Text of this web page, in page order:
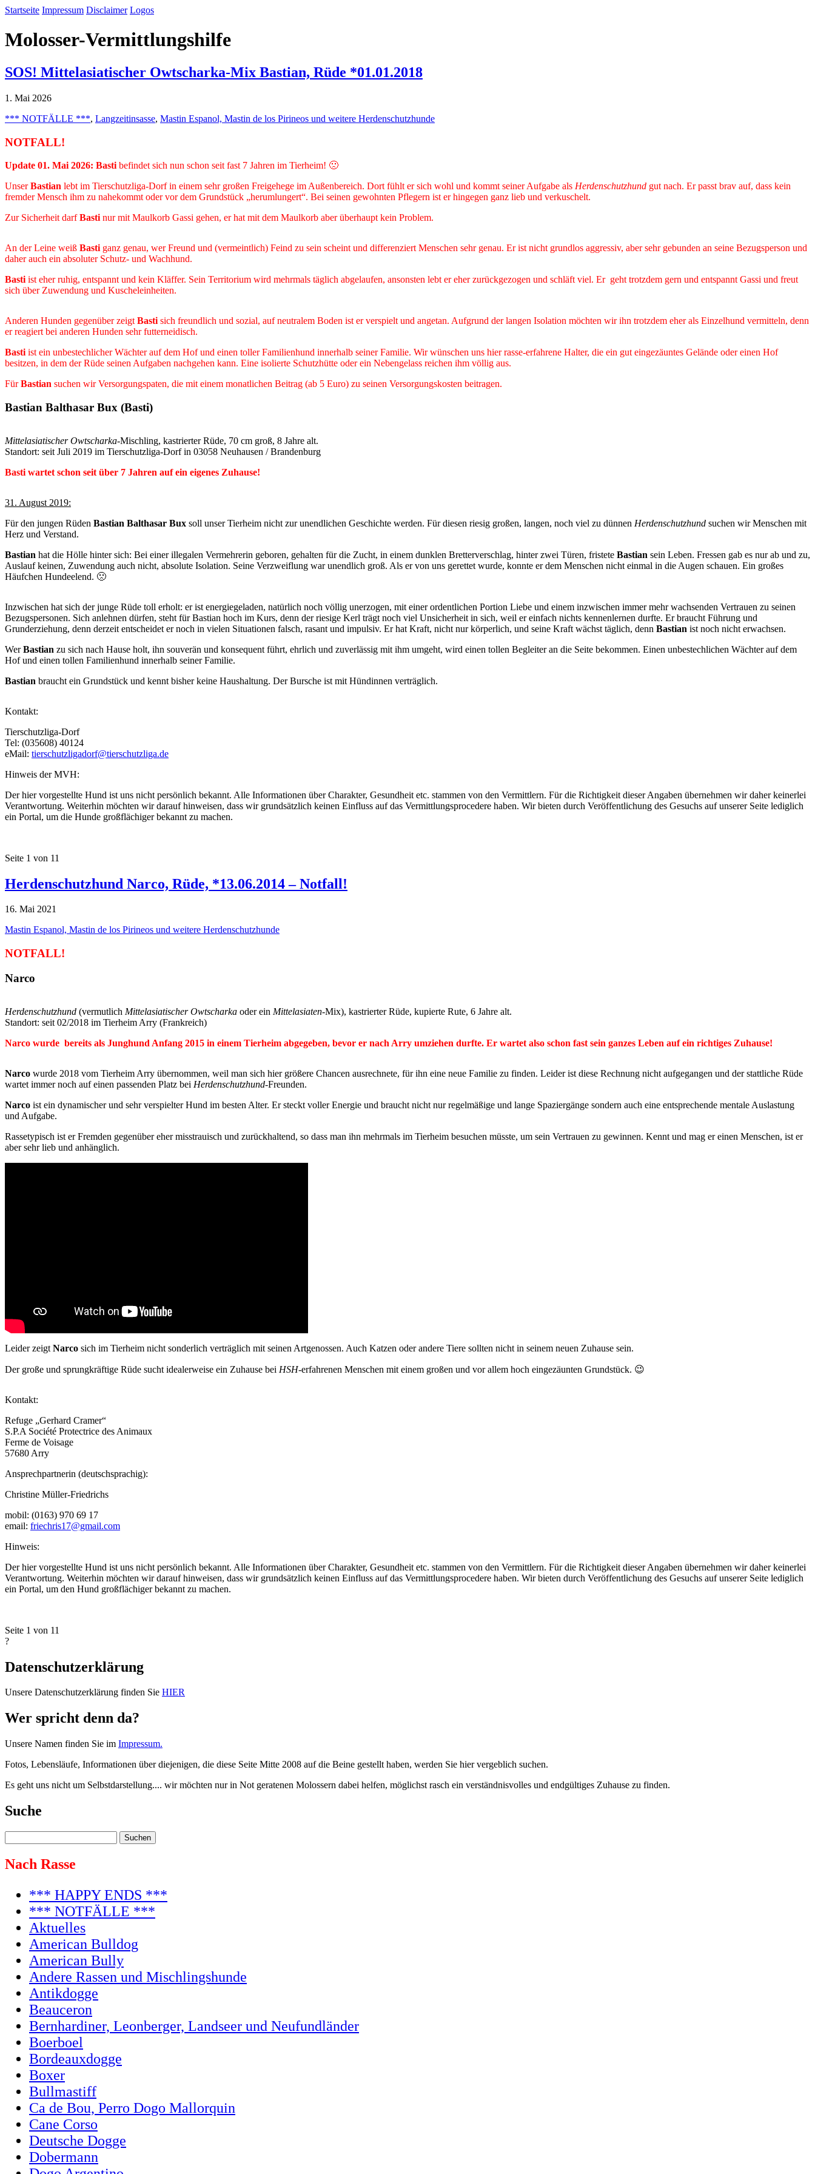
Startseite Impressum Disclaimer Logos
Molosser-Vermittlungshilfe
SOS! Mittelasiatischer Owtscharka-Mix Bastian, Rüde *01.01.2018
1. Mai 2026
*** NOTFÄLLE ***, Langzeitinsasse, Mastin Espanol, Mastin de los Pirineos und weitere Herdenschutzhunde
NOTFALL!
Update 01. Mai 2026: Basti befindet sich nun schon seit fast 7 Jahren im Tierheim! 🙁
UnserBastian lebt im Tierschutzliga-Dorf in einem sehr großen Freigehege im Außenbereich. Dort fühlt er sich wohl und kommt seiner Aufgabe als Herdenschutzhund gut nach. Er passt brav auf, dass kein
fremder Mensch ihm zu nahekommt oder vor dem Grundstück „herumlungert“. Bei seinen gewohnten Pflegern ist er hingegen ganz lieb und verkuschelt.
Zur Sicherheit darfBasti nur mit Maulkorb Gassi gehen, er hat mit dem Maulkorb aber überhaupt kein Problem.
An der Leine weiß Basti ganz genau, wer Freund und (vermeintlich) Feind zu sein scheint und differenziert Menschen sehr genau. Er ist nicht grundlos aggressiv, aber sehr gebunden an seine Bezugsperson und
daher auch ein absoluter Schutz- und Wachhund.
Basti ist eher ruhig, entspannt und kein Kläffer. Sein Territorium wird mehrmals täglich abgelaufen, ansonsten lebt er eher zurückgezogen und schläft viel. Er geht trotzdem gern und entspannt Gassi und freut
sich über Zuwendung und Kuscheleinheiten.
Anderen Hunden gegenüber zeigt Basti sich freundlich und sozial, auf neutralem Boden ist er verspielt und angetan. Aufgrund der langen Isolation möchten wir ihn trotzdem eher als Einzelhund vermitteln, denn
er reagiert bei anderen Hunden sehr futterneidisch.
Basti ist ein unbestechlicher Wächter auf dem Hof und einen toller Familienhund innerhalb seiner Familie. Wir wünschen uns hier rasse-erfahrene Halter, die ein gut eingezäuntes Gelände oder einen Hof
besitzen, in dem der Rüde seinen Aufgaben nachgehen kann. Eine isolierte Schutzhütte oder ein Nebengelass reichen ihm völlig aus.
FürBastian suchen wir Versorgungspaten, die mit einem monatlichen Beitrag (ab 5 Euro) zu seinen Versorgungskosten beitragen.
Bastian Balthasar Bux (Basti)
Mittelasiatischer Owtscharka-Mischling, kastrierter Rüde, 70 cm groß, 8 Jahre alt.
Standort: seit Juli 2019 im Tierschutzliga-Dorf in 03058 Neuhausen / Brandenburg
Basti wartet schon seit über 7 Jahren auf ein eigenes Zuhause!
31. August 2019:
Für den jungen Rüden Bastian Balthasar Bux soll unser Tierheim nicht zur unendlichen Geschichte werden. Für diesen riesig großen, langen, noch viel zu dünnen Herdenschutzhund suchen wir Menschen mit
Herz und Verstand.
Bastian hat die Hölle hinter sich: Bei einer illegalen Vermehrerin geboren, gehalten für die Zucht, in einem dunklen Bretterverschlag, hinter zwei Türen, fristete Bastian sein Leben. Fressen gab es nur ab und zu,
Auslauf keinen, Zuwendung auch nicht, absolute Isolation. Seine Verzweiflung war unendlich groß. Als er von uns gerettet wurde, konnte er dem Menschen nicht einmal in die Augen schauen. Ein großes
Häufchen Hundeelend. 🙁
Inzwischen hat sich der junge Rüde toll erholt: er ist energiegeladen, natürlich noch völlig unerzogen, mit einer ordentlichen Portion Liebe und einem inzwischen immer mehr wachsenden Vertrauen zu seinen
Bezugspersonen. Sich anlehnen dürfen, steht für Bastian hoch im Kurs, denn der riesige Kerl trägt noch viel Unsicherheit in sich, weil er einfach nichts kennenlernen durfte. Er braucht Führung und
Grunderziehung, denn derzeit entscheidet er noch in vielen Situationen falsch, rasant und impulsiv. Er hat Kraft, nicht nur körperlich, und seine Kraft wächst täglich, denn Bastian ist noch nicht erwachsen.
WerBastian zu sich nach Hause holt, ihn souverän und konsequent führt, ehrlich und zuverlässig mit ihm umgeht, wird einen tollen Begleiter an die Seite bekommen. Einen unbestechlichen Wächter auf dem
Hof und einen tollen Familienhund innerhalb seiner Familie.
Bastian braucht ein Grundstück und kennt bisher keine Haushaltung. Der Bursche ist mit Hündinnen verträglich.
Kontakt:
Tierschutzliga-Dorf
Tel: (035608) 40124
eMail: tierschutzligadorf@tierschutzliga.de
Hinweis der MVH:
Der hier vorgestellte Hund ist uns nicht persönlich bekannt. Alle Informationen über Charakter, Gesundheit etc. stammen von den Vermittlern. Für die Richtigkeit dieser Angaben übernehmen wir daher keinerlei
Verantwortung. Weiterhin möchten wir darauf hinweisen, dass wir grundsätzlich keinen Einfluss auf das Vermittlungsprocedere haben. Wir bieten durch Veröffentlichung des Gesuchs auf unserer Seite lediglich
ein Portal, um die Hunde großflächiger bekannt zu machen.
Seite 1 von 11
Herdenschutzhund Narco, Rüde, *13.06.2014 – Notfall!
16. Mai 2021
Mastin Espanol, Mastin de los Pirineos und weitere Herdenschutzhunde
NOTFALL!
Narco
Herdenschutzhund (vermutlich Mittelasiatischer Owtscharka oder ein Mittelasiaten-Mix), kastrierter Rüde, kupierte Rute, 6 Jahre alt.
Standort: seit 02/2018 im Tierheim Arry (Frankreich)
Narco wurde bereits als Junghund Anfang 2015 in einem Tierheim abgegeben, bevor er nach Arry umziehen durfte. Er wartet also schon fast sein ganzes Leben auf ein richtiges Zuhause!
Narco wurde 2018 vom Tierheim Arry übernommen, weil man sich hier größere Chancen ausrechnete, für ihn eine neue Familie zu finden. Leider ist diese Rechnung nicht aufgegangen und der stattliche Rüde
wartet immer noch auf einen passenden Platz bei Herdenschutzhund-Freunden.
Narco ist ein dynamischer und sehr verspielter Hund im besten Alter. Er steckt voller Energie und braucht nicht nur regelmäßige und lange Spaziergänge sondern auch eine entsprechende mentale Auslastung
und Aufgabe.
Rassetypisch ist er Fremden gegenüber eher misstrauisch und zurückhaltend, so dass man ihn mehrmals im Tierheim besuchen müsste, um sein Vertrauen zu gewinnen. Kennt und mag er einen Menschen, ist er
aber sehr lieb und anhänglich.
Leider zeigt Narco sich im Tierheim nicht sonderlich verträglich mit seinen Artgenossen. Auch Katzen oder andere Tiere sollten nicht in seinem neuen Zuhause sein.
Der große und sprungkräftige Rüde sucht idealerweise ein Zuhause bei HSH-erfahrenen Menschen mit einem großen und vor allem hoch eingezäunten Grundstück. 😉
Kontakt:
Refuge „Gerhard Cramer“
S.P.A Société Protectrice des Animaux
Ferme de Voisage
57680 Arry
Ansprechpartnerin (deutschsprachig):
Christine Müller-Friedrichs
mobil: (0163) 970 69 17
email: friechris17@gmail.com
Hinweis:
Der hier vorgestellte Hund ist uns nicht persönlich bekannt. Alle Informationen über Charakter, Gesundheit etc. stammen von den Vermittlern. Für die Richtigkeit dieser Angaben übernehmen wir daher keinerlei
Verantwortung. Weiterhin möchten wir darauf hinweisen, dass wir grundsätzlich keinen Einfluss auf das Vermittlungsprocedere haben. Wir bieten durch Veröffentlichung des Gesuchs auf unserer Seite lediglich
ein Portal, um den Hund großflächiger bekannt zu machen.
Seite 1 von 11
?
Datenschutzerklärung
Unsere Datenschutzerklärung finden Sie HIER
Wer spricht denn da?
Unsere Namen finden Sie im Impressum.
Fotos, Lebensläufe, Informationen über diejenigen, die diese Seite Mitte 2008 auf die Beine gestellt haben, werden Sie hier vergeblich suchen.
Es geht uns nicht um Selbstdarstellung.... wir möchten nur in Not geratenen Molossern dabei helfen, möglichst rasch ein verständnisvolles und endgültiges Zuhause zu finden.
Suche
Nach Rasse
*** HAPPY ENDS ***
*** NOTFÄLLE ***
Aktuelles
American Bulldog
American Bully
Andere Rassen und Mischlingshunde
Antikdogge
Beauceron
Bernhardiner, Leonberger, Landseer und Neufundländer
Boerboel
Bordeauxdogge
Boxer
Bullmastiff
Ca de Bou, Perro Dogo Mallorquin
Cane Corso
Deutsche Dogge
Dobermann